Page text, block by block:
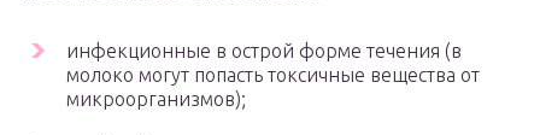
инфекционные в острой форме течения (в
молоко могут попасть токсичные вещества от
микроорганизмов);